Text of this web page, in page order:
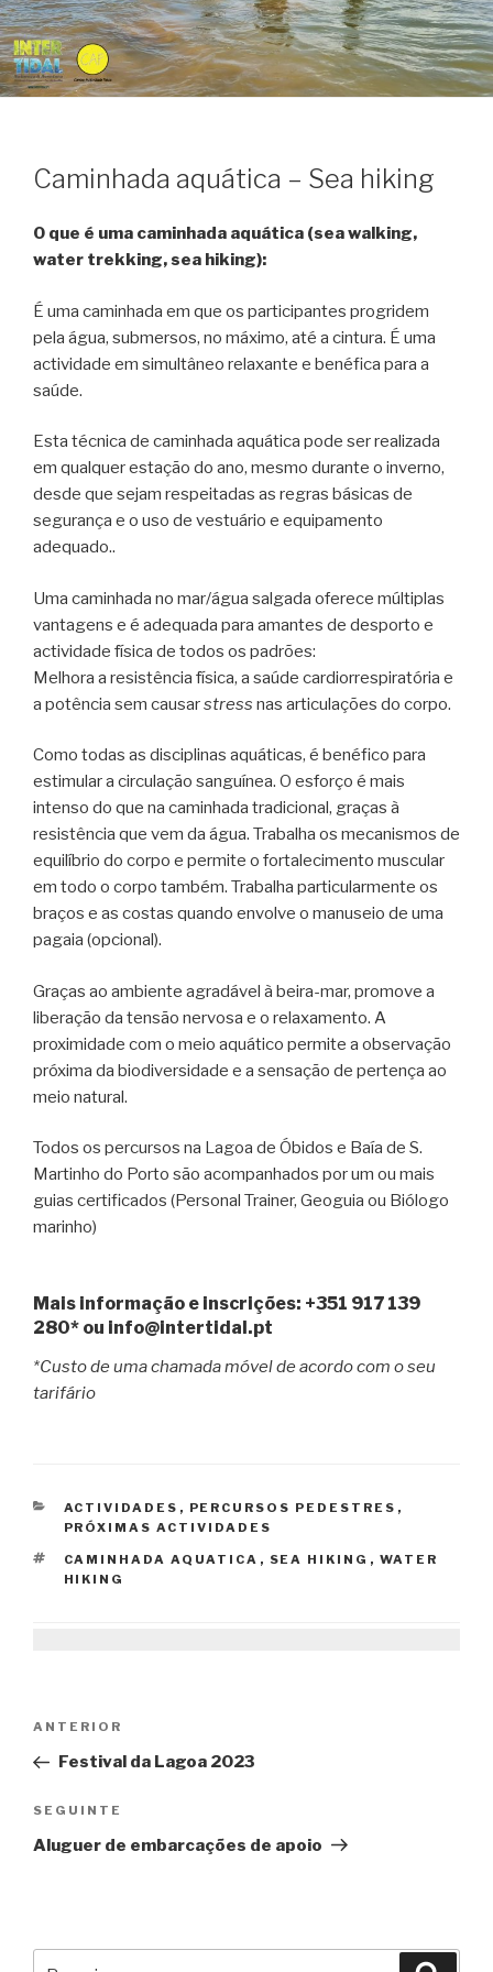
Caminhada aquática – Sea hiking
O que é uma caminhada aquática (sea walking,
water trekking, sea hiking):
É uma caminhada em que os participantes progridem
pela água, submersos, no máximo, até a cintura. É uma
actividade em simultâneo relaxante e benéfica para a
saúde.
Esta técnica de caminhada aquática pode ser realizada
em qualquer estação do ano, mesmo durante o inverno,
desde que sejam respeitadas as regras básicas de
segurança e o uso de vestuário e equipamento
adequado..
Uma caminhada no mar/água salgada oferece múltiplas
vantagens e é adequada para amantes de desporto e
actividade física de todos os padrões:
Melhora a resistência física, a saúde cardiorrespiratória e
a potência sem causarstress nas articulações do corpo.
Como todas as disciplinas aquáticas, é benéfico para
estimular a circulação sanguínea. O esforço é mais
intenso do que na caminhada tradicional, graças à
resistência que vem da água. Trabalha os mecanismos de
equilíbrio do corpo e permite o fortalecimento muscular
em todo o corpo também. Trabalha particularmente os
braços e as costas quando envolve o manuseio de uma
pagaia (opcional).
Graças ao ambiente agradável à beira-mar, promove a
liberação da tensão nervosa e o relaxamento. A
proximidade com o meio aquático permite a observação
próxima da biodiversidade e a sensação de pertença ao
meio natural.
Todos os percursos na Lagoa de Óbidos e Baía de S.
Martinho do Porto são acompanhados por um ou mais
guias certificados (Personal Trainer, Geoguia ou Biólogo
marinho)
Mais informação e inscrições: +351 917 139
280* ou info@intertidal.pt
*Custo de uma chamada móvel de acordo com o seu
tarifário
CATEGORIAS
ACTIVIDADES , PERCURSOS PEDESTRES ,
PRÓXIMAS ACTIVIDADES
ETIQUETAS
CAMINHADA AQUATICA , SEA HIKING , WATER
HIKING
artigos
Conteúdo
anterior
ANTERIOR
Festival da Lagoa 2023
Conteúdo
seguinte
SEGUINTE
Aluguer de embarcações de apoio